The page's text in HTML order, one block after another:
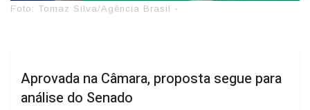
Foto: Tomaz Silva/Agência Brasil -
Aprovada na Câmara, proposta segue para
análise do Senado